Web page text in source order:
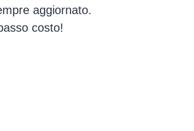
aggiornato.
costo!